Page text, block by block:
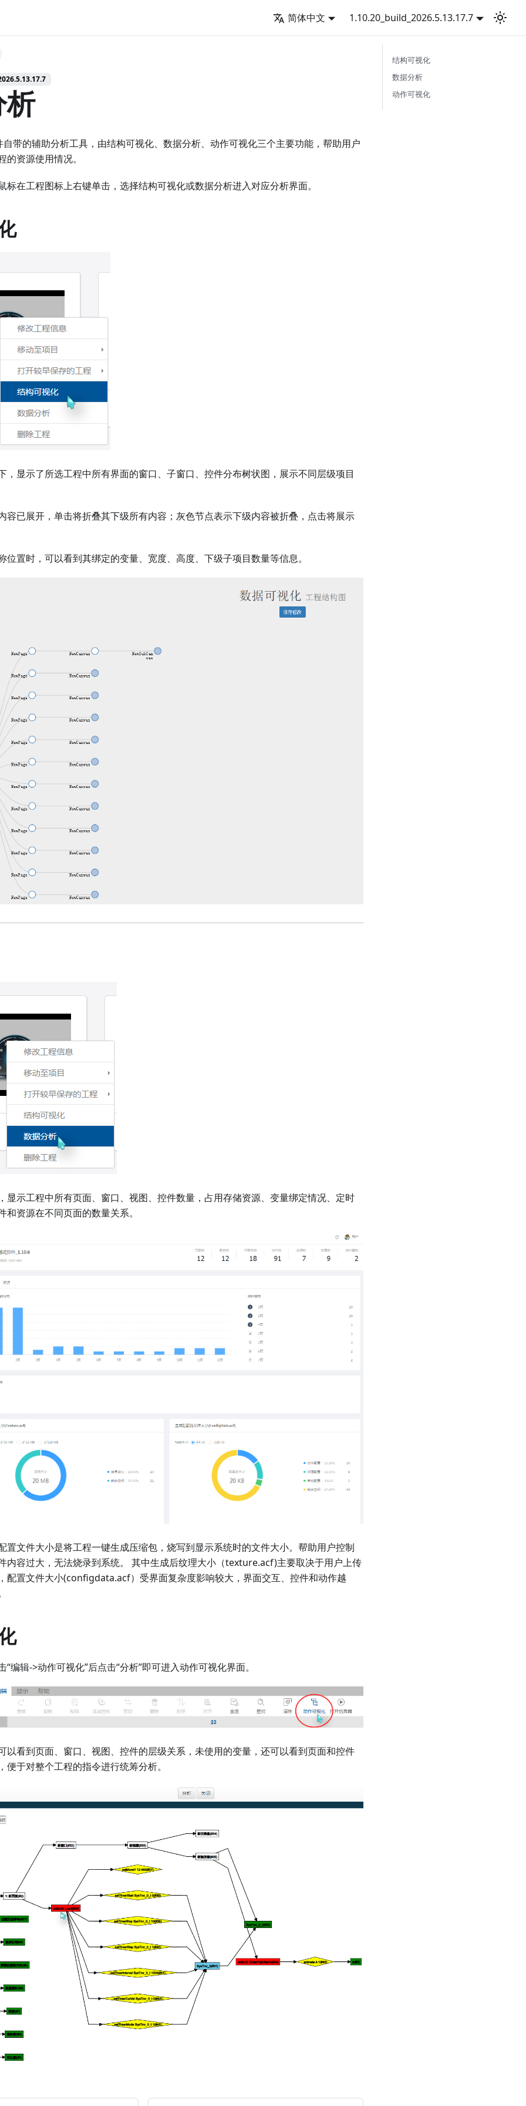
简体中文 1.10.20_build_2026.5.13.17.7
带的辅助分析工具，由结构可视化、数据分析、动作可视化三个主要功能，帮助用户
资源使用情况。
标在工程图标上右键单击，选择结构可视化或数据分析进入对应分析界面。
，显示了所选工程中所有界面的窗口、子窗口、控件分布树状图，展示不同层级项目
容已展开，单击将折叠其下级所有内容；灰色节点表示下级内容被折叠，点击将展示
位置时，可以看到其绑定的变量、宽度、高度、下级子项目数量等信息。
显示工程中所有页面、窗口、视图、控件数量，占用存储资源、变量绑定情况、定时
和资源在不同页面的数量关系。
置文件大小是将工程一键生成压缩包，烧写到显示系统时的文件大小。帮助用户控制
内容过大，无法烧录到系统。 其中生成后纹理大小（texture.acf)主要取决于用户上传
配置文件大小(configdata.acf）受界面复杂度影响较大，界面交互、控件和动作越
“编辑->动作可视化”后点击“分析”即可进入动作可视化界面。
以看到页面、窗口、视图、控件的层级关系，未使用的变量，还可以看到页面和控件
便于对整个工程的指令进行统筹分析。
结构可视化
数据分析
动作可视化